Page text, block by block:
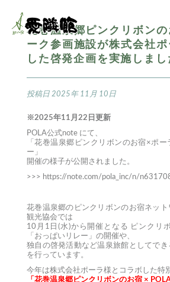
花巻温泉郷ピンクリボンの
ーク参画施設が株式会社
した啓発企画を実施しまし
投稿日 2025年 11月 10日
※2025年11月22日更新
POLA公式note にて、
「花巻温泉郷ピンクリボンのお宿×ポ
ー」
開催の様子が公開されました。
>>> https://note.com/pola_inc/n/
花巻温泉郷のピンクリボンのお宿ネッ
観光協会では
10月1日(水)から開催となる ピンクリ
「おっぱいリレー」の開催や、
独自の啓発活動など温泉旅館としてで
を行っています。
今年は株式会社ポーラ様とコラボした特
「花巻温泉郷ピンクリボンのお宿 × POLA